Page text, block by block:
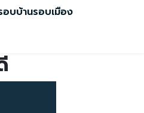
อบบ้านรอบเมือง